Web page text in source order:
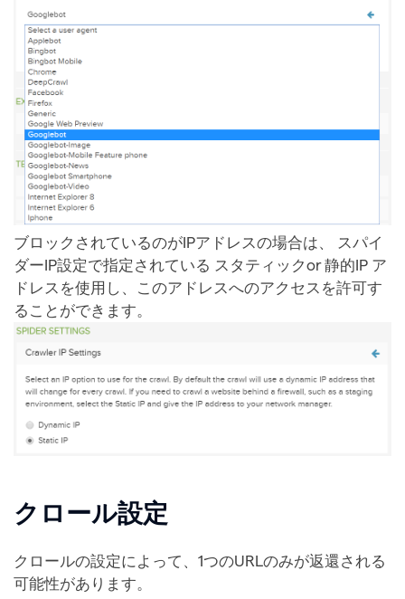
ブロックされているのがIPアドレスの場合は、 スパイ
ダーIP設定で指定されている スタティックor 静的IP ア
ドレスを使用し、このアドレスへのアクセスを許可す
ることができます。
クロール設定
クロールの設定によって、1つのURLのみが返還される
可能性があります。